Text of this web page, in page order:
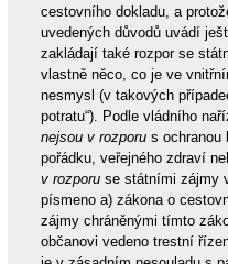
cestovního dokladu, a
uvedených důvodů uvádí
zakládají také rozpor se
vlastně něco, co je ve
nesmysl (v takových
potratu“). Podle vládního
nejsou v rozporus ochranou
pořádku, veřejného zdraví
v rozporuse státními zájmy
písmeno a) zákona o
zájmy chráněnými tímto
občanovi vedeno trestní